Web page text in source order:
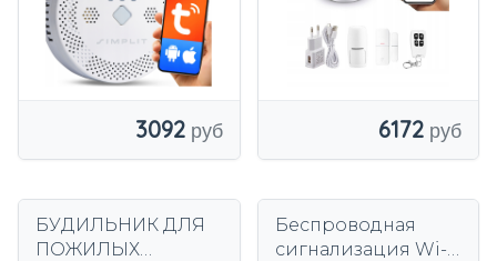
3092 6172
БУДИЛЬНИК ДЛЯ
ПОЖИЛЫХ
Беспроводная
сигнализация Wi-